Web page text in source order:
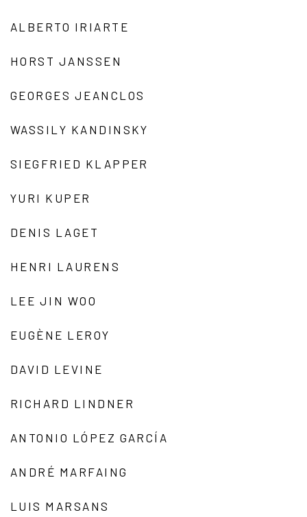
ALBERTO IRIARTE
HORST JANSSEN
GEORGES JEANCLOS
WASSILY KANDINSKY
SIEGFRIED KLAPPER
YURI KUPER
DENIS LAGET
HENRI LAURENS
LEE JIN WOO
EUGÈNE LEROY
DAVID LEVINE
RICHARD LINDNER
ANTONIO LÓPEZ GARCÍA
ANDRÉ MARFAING
LUIS MARSANS